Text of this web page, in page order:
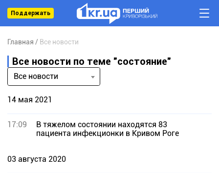
Поддержать
Главная Все новости
Все новости по теме "состояние"
Все новости
14 мая 2021
17:09
В тяжелом состоянии находятся 83
пациента инфекционки в Кривом Роге
03 августа 2020